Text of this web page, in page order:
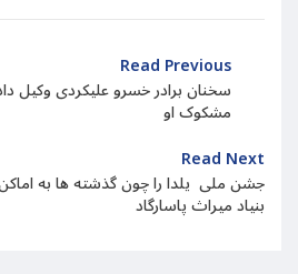
Read Previous
سخنان برادر خسرو علیکردی وکیل
مشکوک او
Read Next
جشن ملی یلدا را چون گذشته ها به
بنیاد میراث پاسارگاد